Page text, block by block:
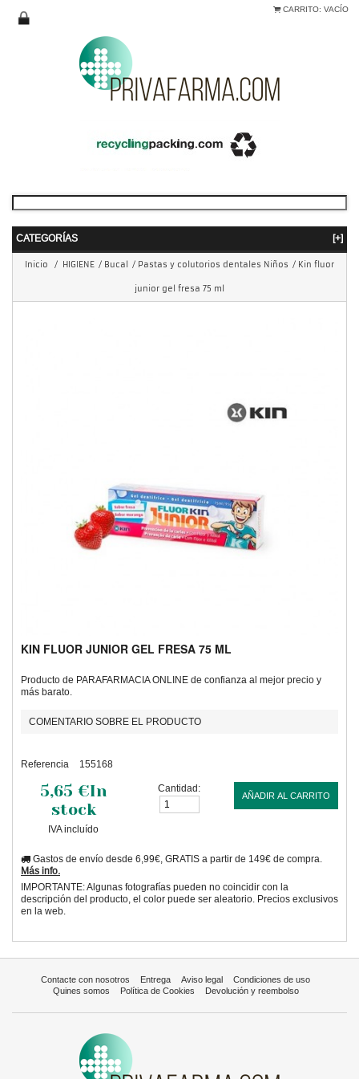
CARRITO: VACÍO
CATEGORÍAS [+]
Inicio / HIGIENE / Bucal / Pastas y colutorios dentales Niños / Kin fluor
junior gel fresa 75 ml
KIN FLUOR JUNIOR GEL FRESA 75 ML
Producto de PARAFARMACIA ONLINE de confianza al mejor precio y
más barato.
COMENTARIO SOBRE EL PRODUCTO
Referencia 155168
5,65 €In
stock
IVA incluído
Cantidad:
AÑADIR AL CARRITO
Gastos de envío desde 6,99€, GRATIS a partir de 149€ de compra.
Más info.
IMPORTANTE: Algunas fotografías pueden no coincidir con la
descripción del producto, el color puede ser aleatorio. Precios exclusivos
en la web.
Contacte con nosotros Entrega Aviso legal
Condiciones de uso
Quines somos
Política de Cookies Devolución y reembolso